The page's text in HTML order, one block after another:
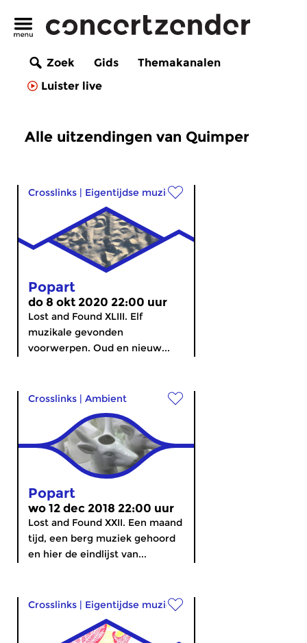
Zoek Gids
Themakanalen
Luister live
Alle uitzendingen van Quimper
Crosslinks | Eigentijdse muziek
Popart
do 8 okt 2020 22:00 uur
Lost and Found XLIII. Elf
muzikale gevonden
voorwerpen. Oud en nieuw...
Crosslinks | Ambient
Popart
wo 12 dec 2018 22:00 uur
Lost and Found XXII. Een maand
tijd, een berg muziek gehoord
en hier de eindlijst van...
Crosslinks | Eigentijdse muziek